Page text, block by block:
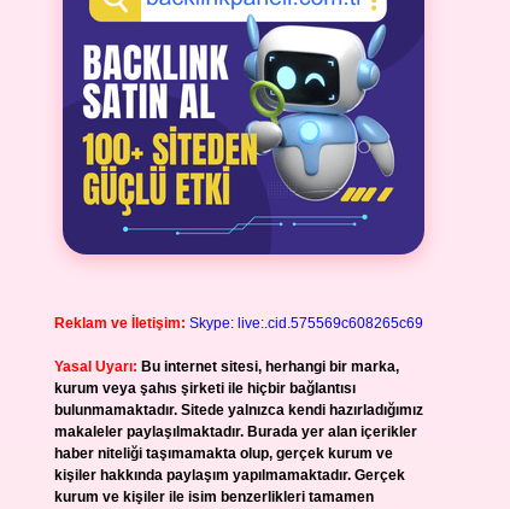
Reklam ve İletişim: Skype: live:.cid.575569c608265c69
Yasal Uyarı: Bu internet sitesi, herhangi bir marka,
kurum veya şahıs şirketi ile hiçbir bağlantısı
bulunmamaktadır. Sitede yalnızca kendi hazırladığımız
makaleler paylaşılmaktadır. Burada yer alan içerikler
haber niteliği taşımamakta olup, gerçek kurum ve
kişiler hakkında paylaşım yapılmamaktadır. Gerçek
kurum ve kişiler ile isim benzerlikleri tamamen